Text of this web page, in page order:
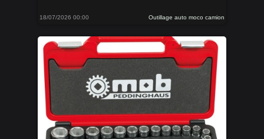
18/07/2026 00:00 Outillage auto moco camion